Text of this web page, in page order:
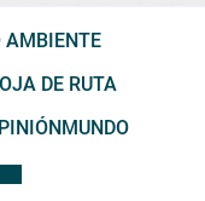
AMBIENTE
DE RUTA
MUNDO